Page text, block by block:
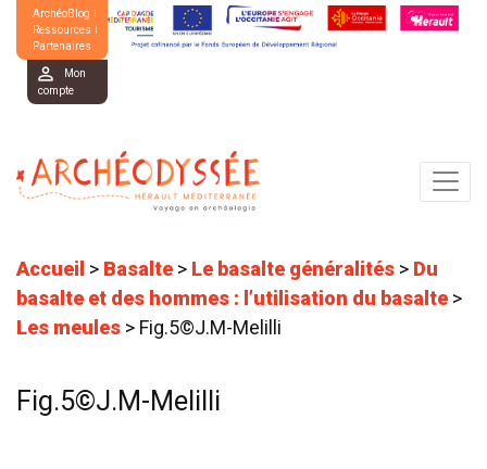
ArchéoBlog
Ressources
Partenaires
Mon
compte
Accueil > Basalte > Le basalte généralités > Du
basalte et des hommes : l’utilisation du basalte >
Les meules > Fig.5©J.M-Melilli
Fig.5©J.M-Melilli